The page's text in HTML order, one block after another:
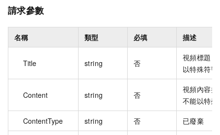
請求參數
名稱 類型 必填 描述
Title string 否
視頻標題
以特殊符
Content string 否
視頻內容
不能以特
ContentType string 否 已廢棄